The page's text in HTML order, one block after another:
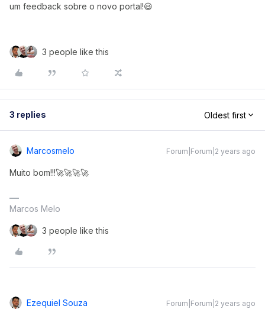
um feedback sobre o novo portal!😃
3 people like this
3 replies Oldest first
Marcosmelo Forum|Forum|2 years ago
Muito bom!!!🚀🚀🚀🚀
Marcos Melo
3 people like this
Ezequiel Souza Forum|Forum|2 years ago